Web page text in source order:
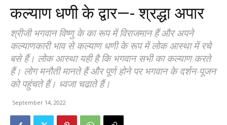
कल्याण धणी के द्वार—- श्रद्धा अपार
श्रीजी भगवान विष्णु के का रूप में विराजमान हैं और अपने
कल्याणकारी भाव से कल्याण धणी के रूप में लोक आस्था में रचे
बसे हैं। लोक आस्था यही है कि भगवान सभी का कल्याण करते
हैं। लोग मनौती मानते हैं और पूर्ण होने पर भगवान के दर्शन-पूजन
को पहुंचते हैं। ध्वजा चढाते हैं।
September 14, 2022